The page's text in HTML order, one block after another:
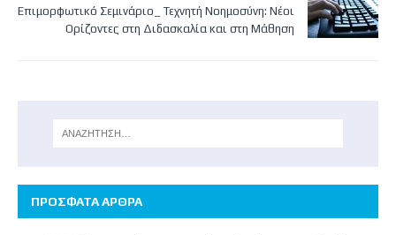
Επιμορφωτικό Σεμινάριο_ Τεχνητή Νοημοσύνη: Νέοι
Ορίζοντες στη Διδασκαλία και στη Μάθηση
ΠΡΟΣΦΑΤΑ ΑΡΘΡΑ